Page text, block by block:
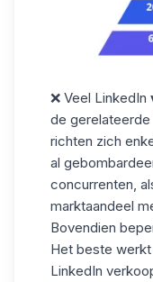
❌ Veel LinkedIn
de
richten zich
al
concurrenten,
marktaandeel
Bovendien
Het beste
LinkedIn